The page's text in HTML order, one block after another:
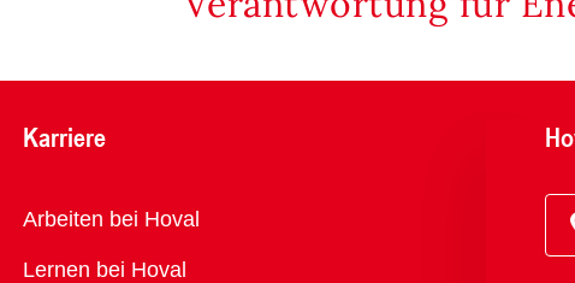
Karriere
Übersicht
Arbeiten bei Hoval
Lernen bei Hoval